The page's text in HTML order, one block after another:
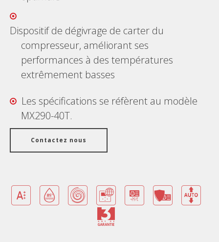
Dispositif de dégivrage de carter du
compresseur, améliorant ses
performances à des températures
extrêmement basses
Les spécifications se réfèrent au modèle
MX290-40T.
Contactez nous